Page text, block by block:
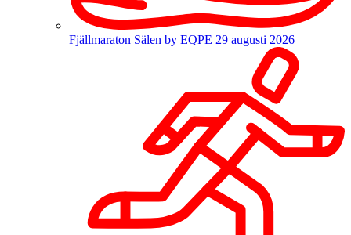
Fjällmaraton Sälen by EQPE 29 augusti 2026